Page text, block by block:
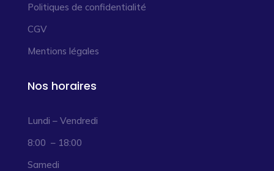
Politiques de confidentialité
CGV
Mentions légales
Nos horaires
Lundi – Vendredi
8:00 – 18:00
Samedi